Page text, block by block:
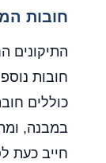
חובות
התיקונים
חובות
כוללים
במבנה,
חייב כעת